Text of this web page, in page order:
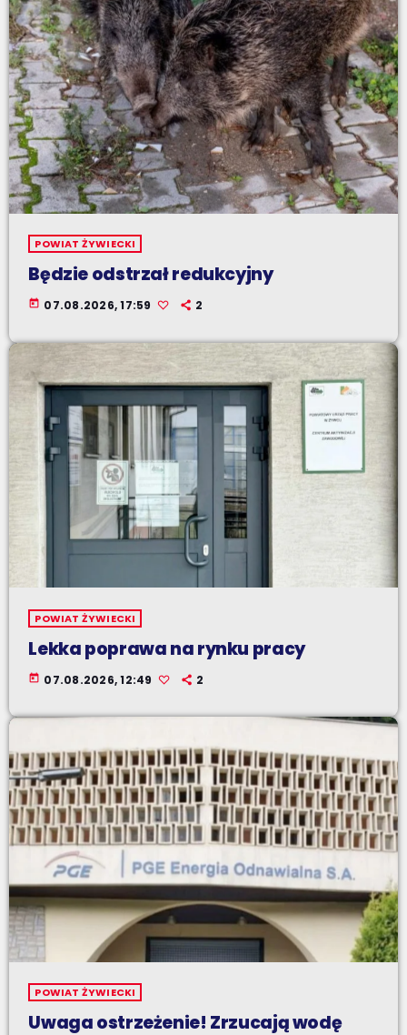
POWIAT ŻYWIECKI
Będzie odstrzał redukcyjny
today 07.08.2026, 17:59 2
POWIAT ŻYWIECKI
Lekka poprawa na rynku pracy
today 07.08.2026, 12:49 2
POWIAT ŻYWIECKI
Uwaga ostrzeżenie! Zrzucają wodę